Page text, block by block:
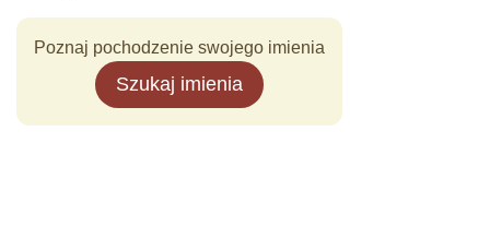
Poznaj pochodzenie swojego imienia
Szukaj imienia